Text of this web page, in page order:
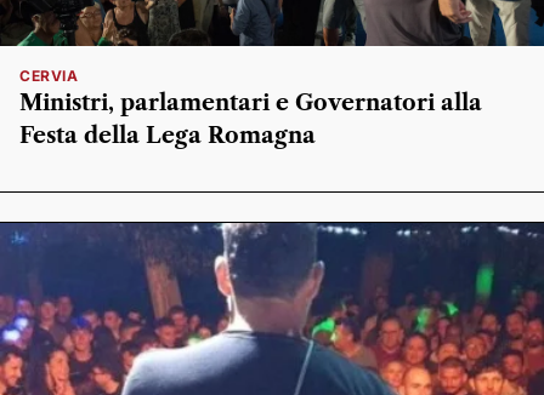
CERVIA
Ministri, parlamentari e Governatori alla
Festa della Lega Romagna